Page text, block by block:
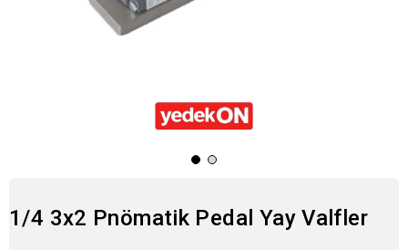
1/4 3x2 Pnömatik Pedal Yay Valfler